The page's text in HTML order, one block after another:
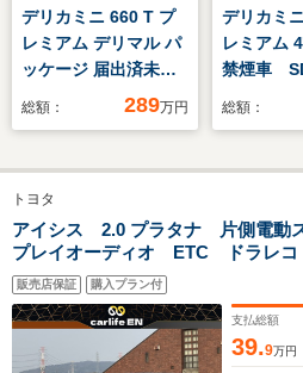
デリカミニ 660 T プ
レミアム デリマル パ
ッケージ 届出済未使
用車 純正12.3インチ
ザーシート 両側パワ
ースライドドア MI-
PILOT ETC2.0 ドライ
ブレコーダー デジタ
ルルームミラー
総額： 289万円
デリカミ
レミアム
禁煙車
ドア 衝
リアラン
ーフレ
総額：
トヨタ
アイシス 2.0 プラタナ 片側電動
プレイオーディオ ETC ドラレ
応 HIDヘッドライト 純正アルミ
プ
販売店保証 購入プラン付
支払総額
39.9万円